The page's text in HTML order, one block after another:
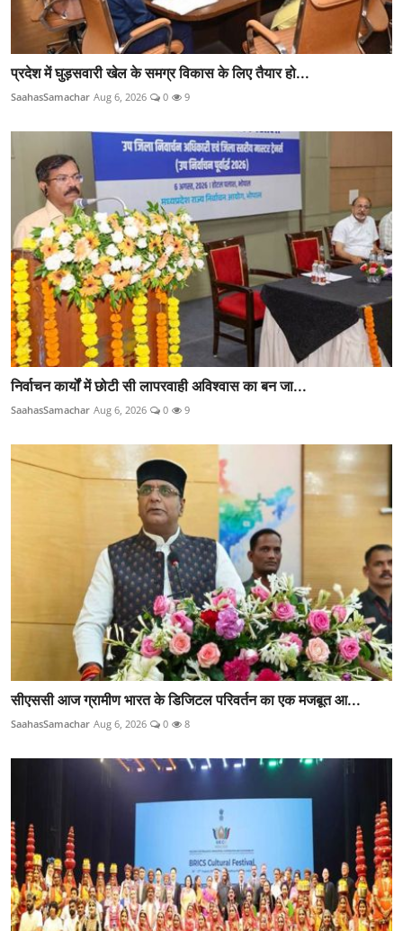
प्रदेश में घुड़सवारी खेल के समग्र विकास के लिए तैयार हो...
SaahasSamachar Aug 6, 2026 0 9
निर्वाचन कार्यों में छोटी सी लापरवाही अविश्वास का बन जा...
SaahasSamachar Aug 6, 2026 0 9
सीएससी आज ग्रामीण भारत के डिजिटल परिवर्तन का एक मजबूत आ...
SaahasSamachar Aug 6, 2026 0 8